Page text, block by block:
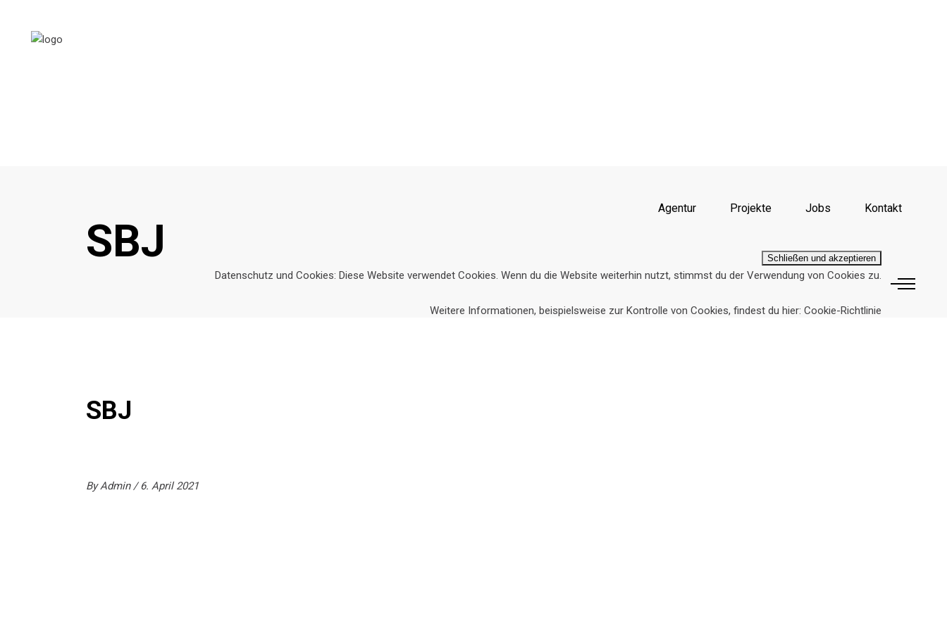
Agentur Projekte Jobs Kontakt
Datenschutz und Cookies: Diese Website verwendet Cookies. Wenn du die Website weiterhin nutzt, stimmst du der Verwendung von Cookies zu.
Weitere Informationen, beispielsweise zur Kontrolle von Cookies, findest du hier: Cookie-Richtlinie
SBJ
SBJ
ByAdmin 6. April 2021